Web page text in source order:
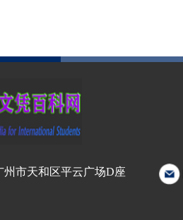
市天和区平云广场D座